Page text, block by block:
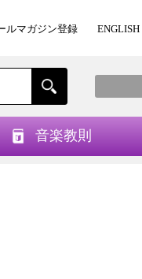
ルマガジン登録 ENGLISH
音楽教則